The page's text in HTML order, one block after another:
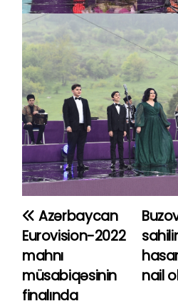
Y
a
z
nail
Azərbaycan
Eurovision-2022
mahnı
müsabiqəsinin
finalında